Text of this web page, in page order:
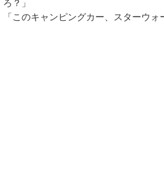
ろ？」
「このキャンピングカー、スターウォ